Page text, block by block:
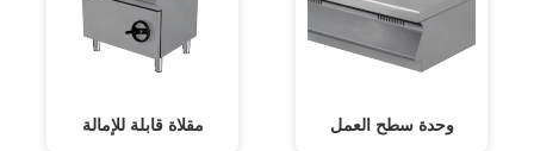
وحدة سطح العمل مقلاة قابلة للإمالة